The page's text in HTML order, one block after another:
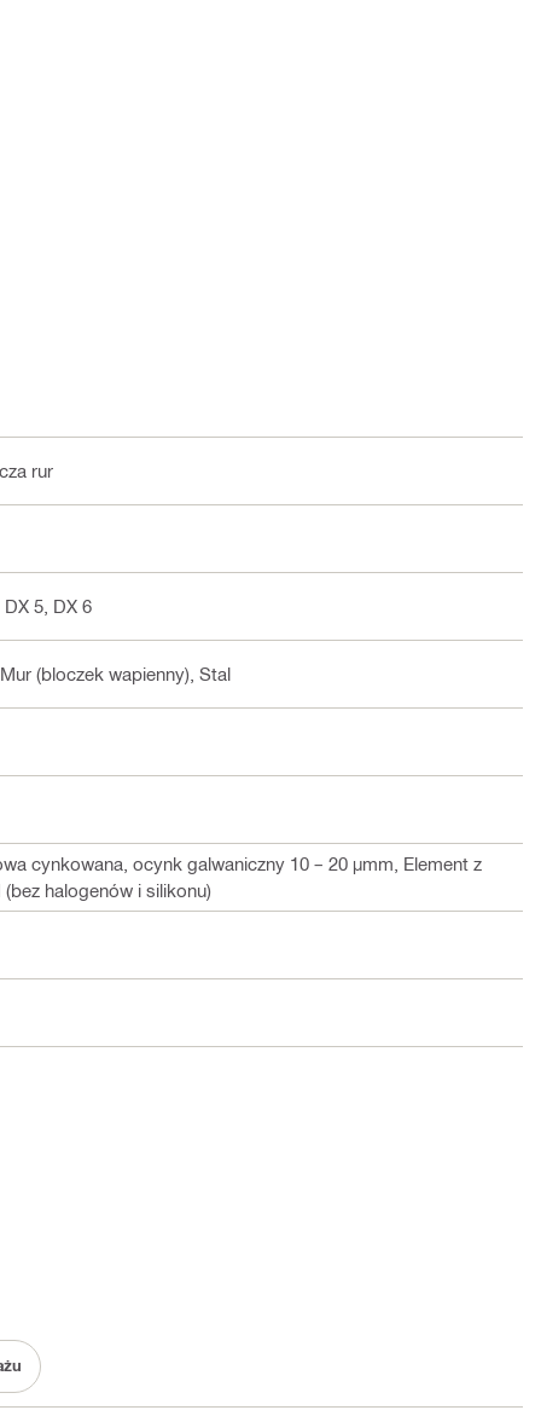
rur
DX 5, DX 6
(bloczek wapienny), Stal
cynkowana, ocynk galwaniczny 10 – 20 µmm, Element z
halogenów i silikonu)